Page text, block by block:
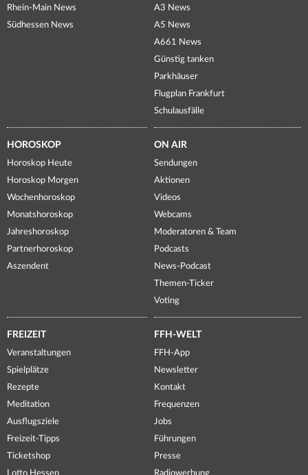
Rhein-Main News
Südhessen News
A3 News
A5 News
A661 News
Günstig tanken
Parkhäuser
Flugplan Frankfurt
Schulausfälle
HOROSKOP
Horoskop Heute
Horoskop Morgen
Wochenhoroskop
Monatshoroskop
Jahreshoroskop
Partnerhoroskop
Aszendent
ON AIR
Sendungen
Aktionen
Videos
Webcams
Moderatoren & Team
Podcasts
News-Podcast
Themen-Ticker
Voting
FREIZEIT
Veranstaltungen
Spielplätze
Rezepte
Meditation
Ausflugsziele
Freizeit-Tipps
Ticketshop
Lotto Hessen
FFH-WELT
FFH-App
Newsletter
Kontakt
Frequenzen
Jobs
Führungen
Presse
Radiowerbung